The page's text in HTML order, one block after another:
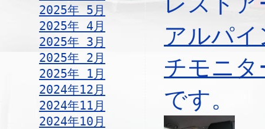
2025年 5月
2025年 4月
2025年 3月
2025年 2月
2025年 1月
2024年12月
2024年11月
2024年10月
アルパ
チモニタ
です。